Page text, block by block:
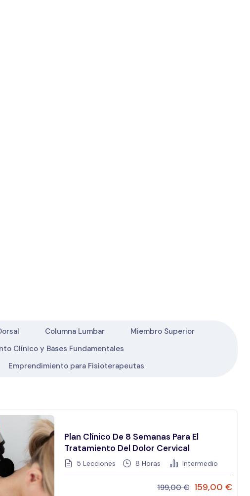
Columna Lumbar
Miembro Superior
Clínico y Bases Fundamentales
Emprendimiento para Fisioterapeutas
Plan Clínico De 8 Semanas Para El
Tratamiento Del Dolor Cervical
5 Lecciones 8 Horas Intermedio
199,00€ 159,00 €